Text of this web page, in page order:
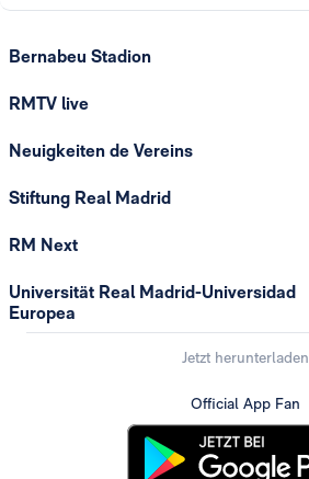
Bernabeu Stadion
RMTV live
Neuigkeiten de Vereins
Stiftung Real Madrid
RM Next
Universität Real Madrid-Universidad
Europea
Jetzt herunterladen
Official App Fan